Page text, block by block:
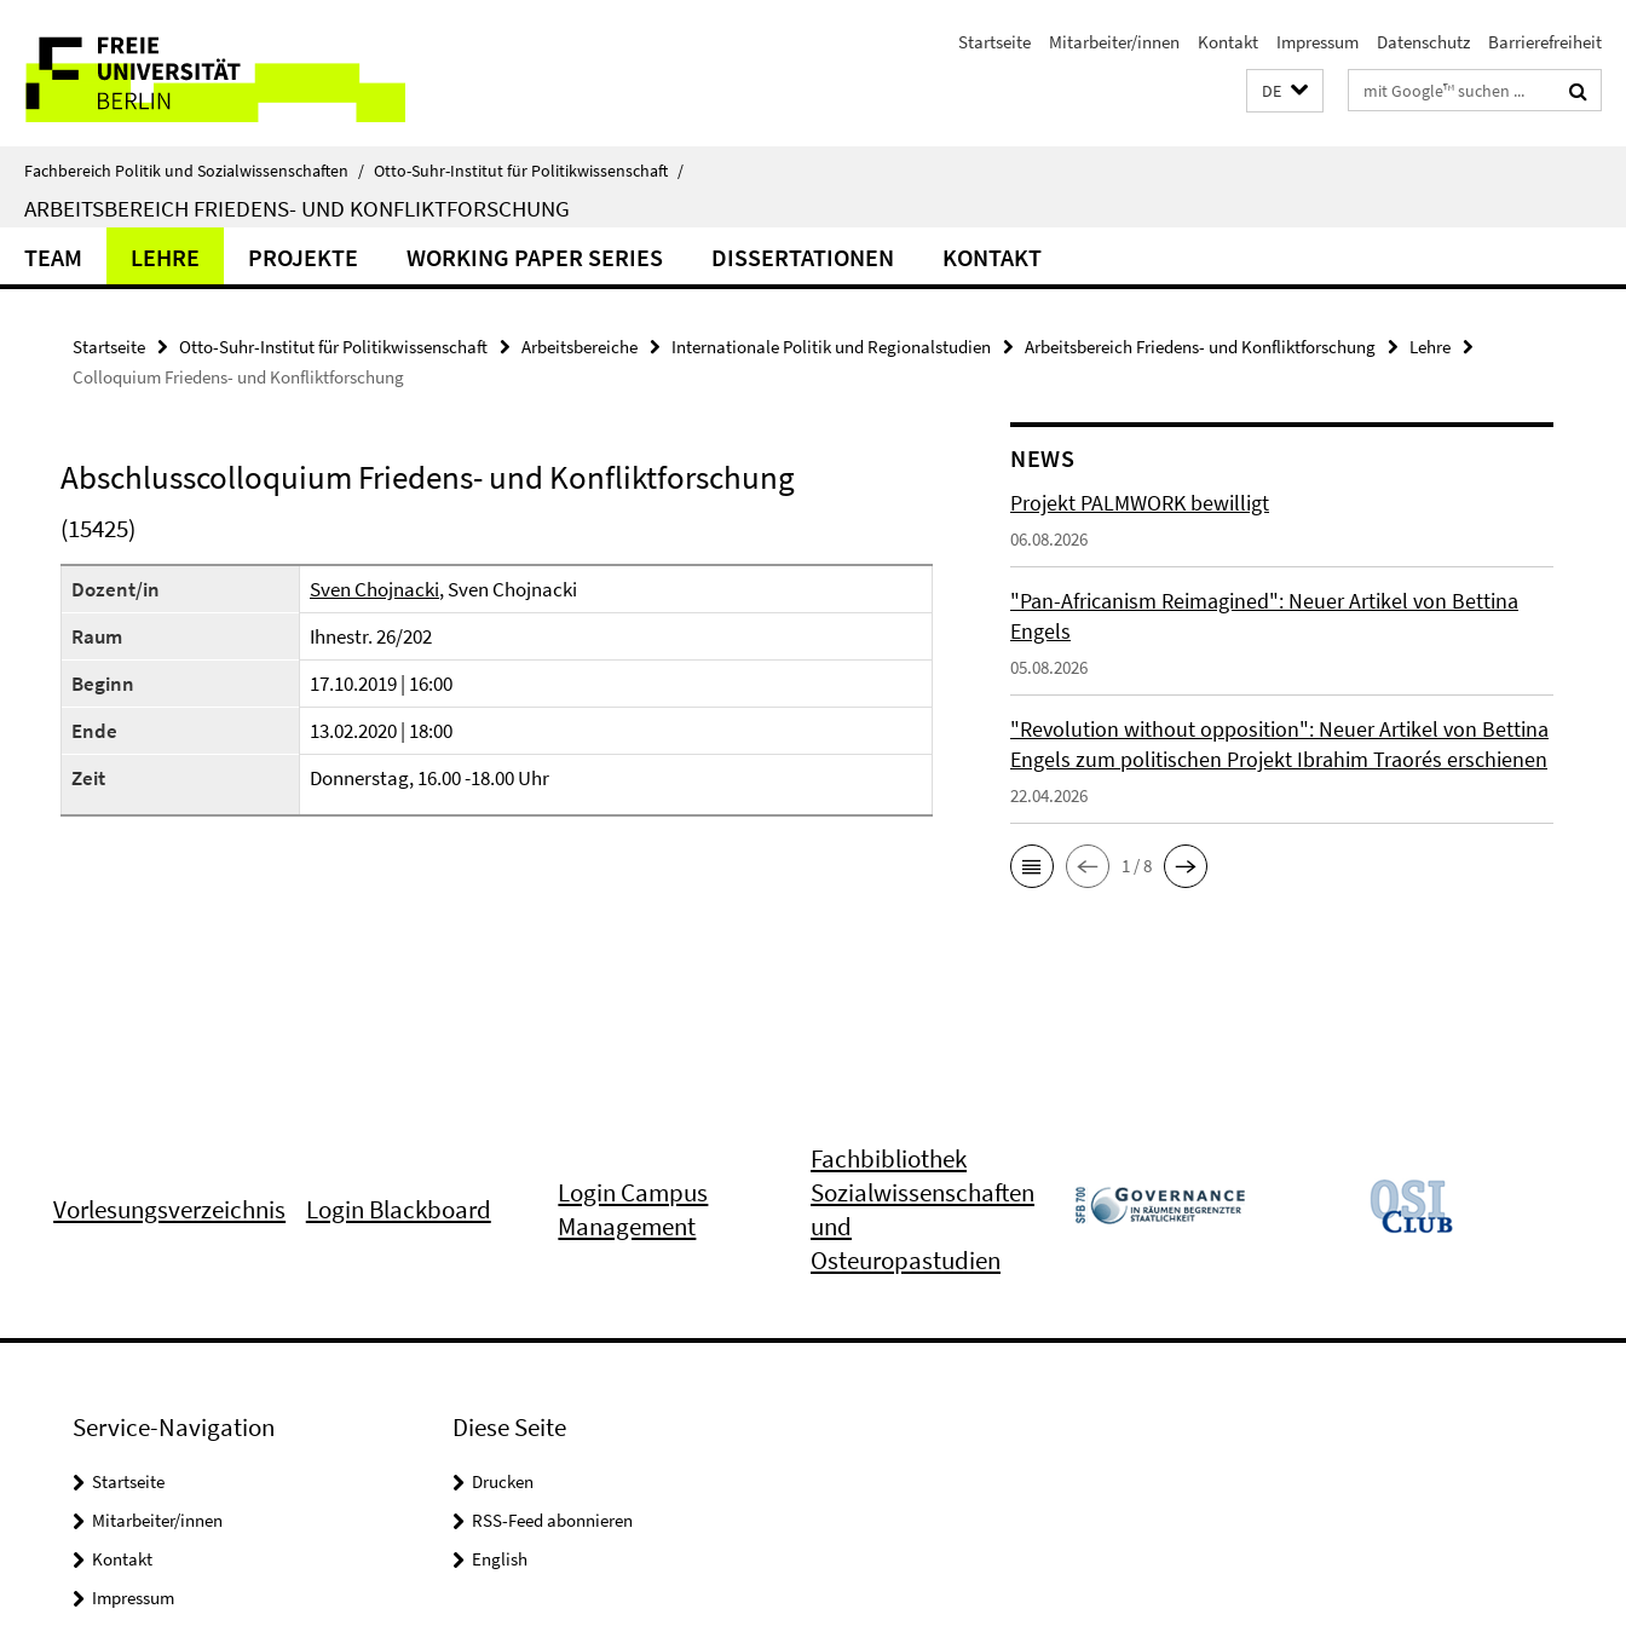
direkt
Inhalt
Service-
Navigation
Startseite Mitarbeiter/innen Kontakt Impressum Datenschutz Barrierefreiheit
DE Suchbegriffe
Fachbereich Politik und Sozialwissenschaften / Otto-Suhr-Institut für Politikwissenschaft /
ARBEITSBEREICH FRIEDENS- UND KONFLIKTFORSCHUNG
TEAM LEHRE PROJEKTE WORKING PAPER SERIES DISSERTATIONEN KONTAKT
Startseite Otto-Suhr-Institut für Politikwissenschaft Arbeitsbereiche Internationale Politik und Regionalstudien Arbeitsbereich Friedens- und Konfliktforschung
Lehre
Colloquium Friedens- und Konfliktforschung
Abschlusscolloquium Friedens- und Konfliktforschung
(15425)
Dozent/in Sven Chojnacki, Sven Chojnacki
Raum
Ihnestr. 26/202
Beginn
17.10.2019 | 16:00
Ende
13.02.2020 | 18:00
Zeit
Donnerstag, 16.00 -18.00 Uhr
NEWS
Projekt PALMWORK bewilligt
06.08.2026
"Pan-Africanism Reimagined": Neuer Artikel von Bettina
Engels
05.08.2026
"Revolution without opposition": Neuer Artikel von Bettina
Engels zum politischen Projekt Ibrahim Traorés erschienen
22.04.2026
1 / 8
Vorlesungsverzeichnis Login Blackboard
Login Campus
Management
Fachbibliothek
Sozialwissenschaften
und
Osteuropastudien
Service-Navigation
Startseite
Mitarbeiter/innen
Kontakt
Impressum
Diese Seite
Drucken
RSS-Feed abonnieren
English